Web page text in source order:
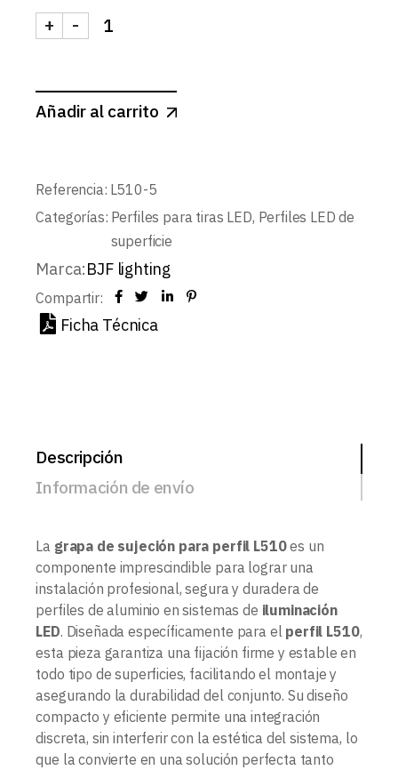
GRAPA PERFIL L510 cantidad
-
+
Añadir al carrito
Referencia: L510-5
Categorías: Perfiles para tiras LED, Perfiles LED de
superficie
Marca:BJF lighting
Compartir:
Ficha Técnica
Descripción
Información de envío
La grapa de sujeción para perfil L510es un
componente imprescindible para lograr una
instalación profesional, segura y duradera de
perfiles de aluminio en sistemas de iluminación
LED. Diseñada específicamente para el perfil L510,
esta pieza garantiza una fijación firme y estable en
todo tipo de superficies, facilitando el montaje y
asegurando la durabilidad del conjunto. Su diseño
compacto y eficiente permite una integración
discreta, sin interferir con la estética del sistema, lo
que la convierte en una solución perfecta tanto